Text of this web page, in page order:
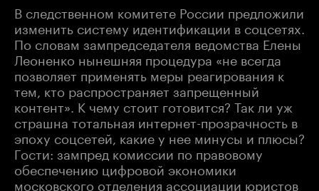
В следственном комитете России предложили
изменить систему идентификации в соцсетях.
По словам зампредседателя ведомства Елены
Леоненко нынешняя процедура «не всегда
позволяет применять меры реагирования к
тем, кто распространяет запрещенный
контент». К чему стоит готовится? Так ли уж
страшна тотальная интернет-прозрачность в
эпоху соцсетей, какие у нее минусы и плюсы?
Гости: зампред комиссии по правовому
обеспечению цифровой экономики
московского отделения ассоциации юристов